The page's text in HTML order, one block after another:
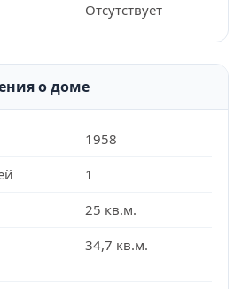
Отсутствует
о доме
1958
1
25 кв.м.
34,7 кв.м.